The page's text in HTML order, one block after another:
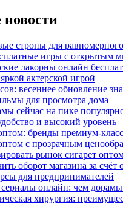
стропы для
игры с открытым
лакорны онлайн
актерской игрой
весеннее обновление
для просмотра дома
сейчас на пике
и высокий уровень
бренды премиум-
с прозрачным
рынок сигарет
оборот магазина за счёт
для предпринимателей
онлайн: чем
хирургия: